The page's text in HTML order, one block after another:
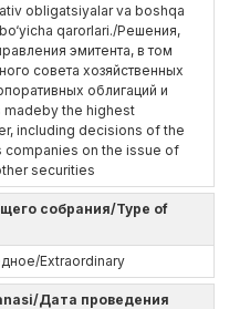
obligatsiyalar va boshqa
qarorlari./Решения,
эмитента, в том
совета хозяйственных
облигаций и
madeby the highest
including decisions of the
on the issue of
securities
собрания/Type of
Extraordinary
Дата проведения